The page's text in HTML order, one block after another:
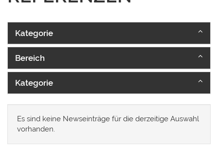
Kategorie
Bereich
Kategorie
Es sind keine Newseinträge für die derzeitige Auswahl
vorhanden.